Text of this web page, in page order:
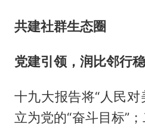
共建社群生态圈
党建引领，润比邻行
十九大报告将“人民
立为党的“奋斗目标”